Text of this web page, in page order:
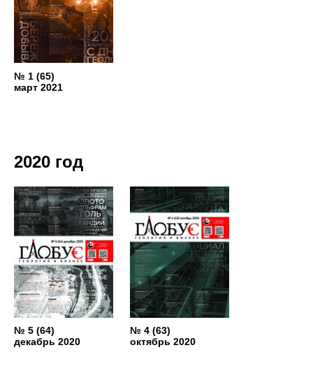
№ 1 (65)
март 2021
2020 год
№ 5 (64)
декабрь 2020
№ 4 (63)
октябрь 2020